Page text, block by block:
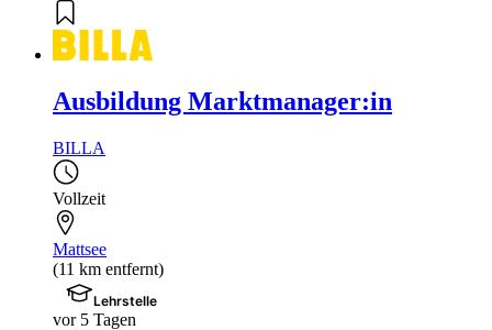
Ausbildung Marktmanager:in
BILLA
Vollzeit
Mattsee
(11 km entfernt)
Lehrstelle
vor 5 Tagen